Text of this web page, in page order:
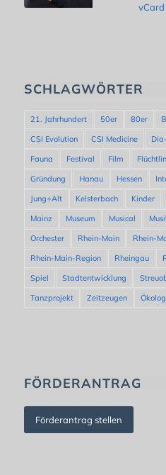
vCard
SCHLAGWÖRTER
21. Jahrhundert 50er 80er
CSI Evolution
CSI Medicine
Fauna
Festival Film
Gründung
Hanau Hessen
Jung+Alt
Kelsterbach Kinder
Mainz
Museum Musical
Orchester
Rhein-Main
Rhein-
Rhein-Main-Region
Rheingau
Spiel
Stadtentwicklung
Tanzprojekt
Zeitzeugen
FÖRDERANTRAG
Förderantrag stellen